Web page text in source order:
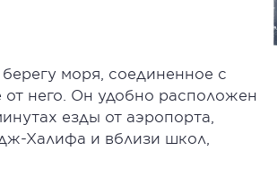
моря, соединенное с
него. Он удобно расположен
езды от аэропорта,
Халифа и вблизи школ,